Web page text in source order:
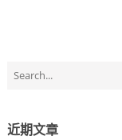
for:
近期文章